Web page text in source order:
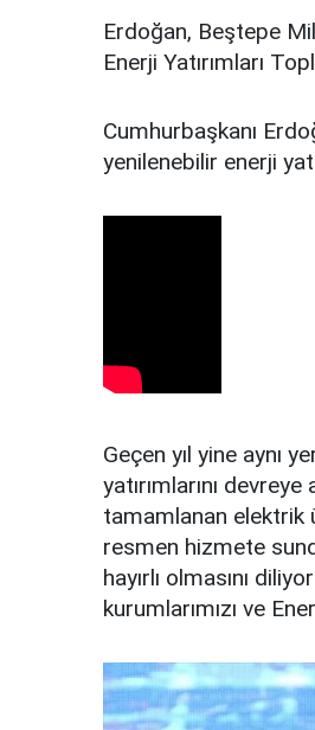
Erdoğan, Beştepe
Enerji Yatırımları
Cumhurbaşkanı
yenilenebilir enerji
Geçen yıl yine aynı
yatırımlarını
tamamlanan elektrik
resmen hizmete
hayırlı olmasını
kurumlarımızı ve